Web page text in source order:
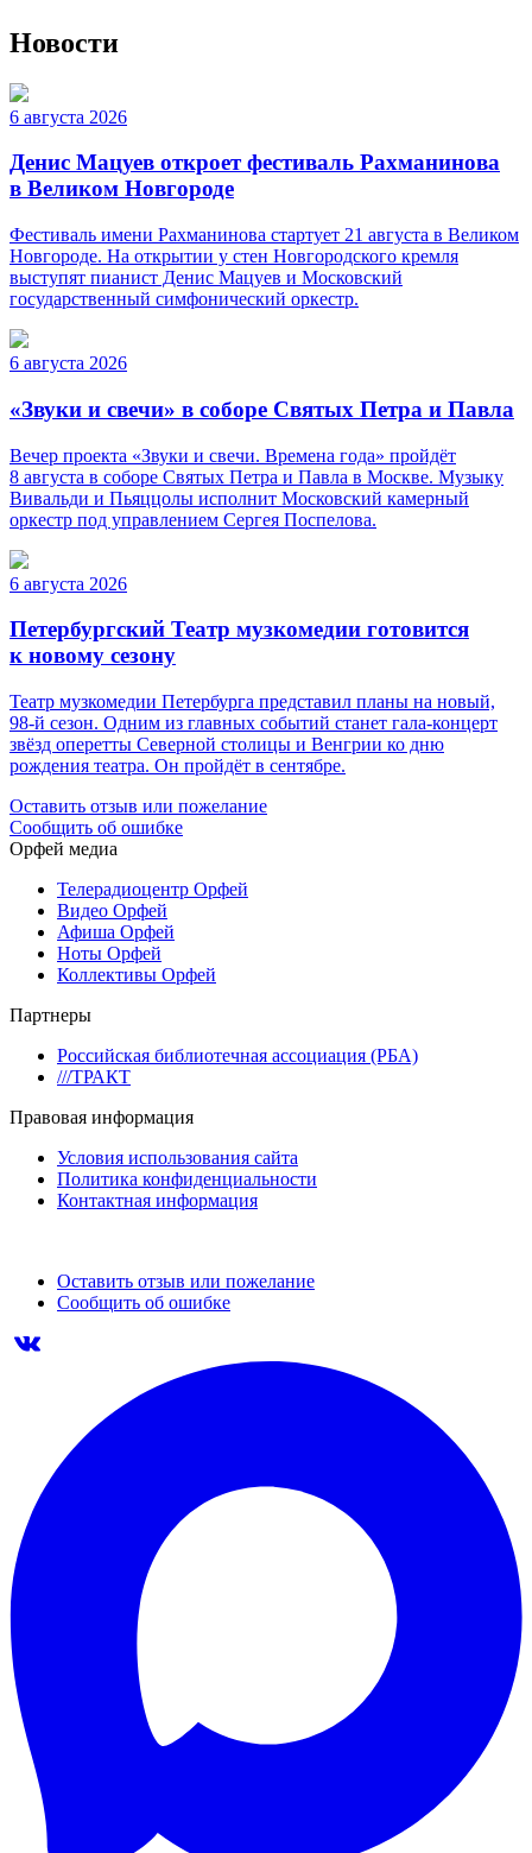
Новости
6 августа 2026
Денис Мацуев откроет фестиваль Рахманинова
в Великом Новгороде
Фестиваль имени Рахманинова стартует 21 августа в Великом
Новгороде. На открытии у стен Новгородского кремля
выступят пианист Денис Мацуев и Московский
государственный симфонический оркестр.
6 августа 2026
«Звуки и свечи» в соборе Святых Петра и Павла
Вечер проекта «Звуки и свечи. Времена года» пройдёт
8 августа в соборе Святых Петра и Павла в Москве. Музыку
Вивальди и Пьяццолы исполнит Московский камерный
оркестр под управлением Сергея Поспелова.
6 августа 2026
Петербургский Театр музкомедии готовится
к новому сезону
Театр музкомедии Петербурга представил планы на новый,
98-й сезон. Одним из главных событий станет гала-концерт
звёзд оперетты Северной столицы и Венгрии ко дню
рождения театра. Он пройдёт в сентябре.
Оставить отзыв или пожелание
Сообщить об ошибке
Орфей медиа
Телерадиоцентр Орфей
Видео Орфей
Афиша Орфей
Ноты Орфей
Коллективы Орфей
Партнеры
Российская библиотечная ассоциация (РБА)
///ТРАКТ
Правовая информация
Условия использования сайта
Политика конфиденциальности
Контактная информация
Оставить отзыв или пожелание
Сообщить об ошибке